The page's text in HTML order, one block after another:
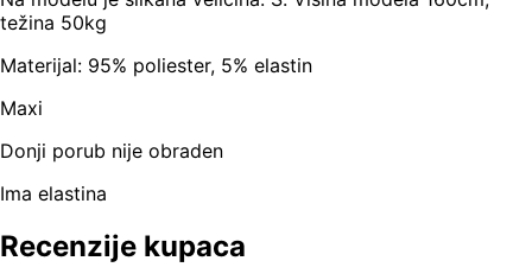
težina 50kg
Materijal: 95% poliester, 5% elastin
Maxi
Donji porub nije obraden
Ima elastina
Recenzije kupaca